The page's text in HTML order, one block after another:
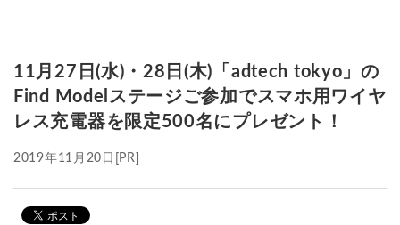
11月27日(水)・28日(木)「adtech tokyo」の
Find Modelステージご参加でスマホ用ワイヤ
レス充電器を限定500名にプレゼント！
2019年11月20日 [PR]